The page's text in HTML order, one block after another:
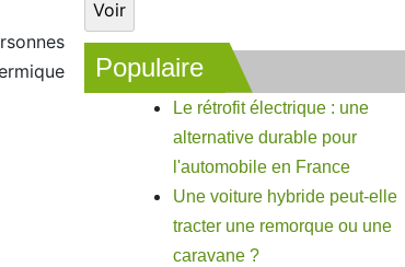
Populaire
Le rétrofit électrique : une
alternative durable pour
l'automobile en France
Une voiture hybride peut-elle
tracter une remorque ou une
caravane ?